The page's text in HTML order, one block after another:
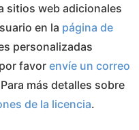
sitios web adicionales
en la página de
personalizadas
favor envíe un correo
más detalles sobre
de la licencia.